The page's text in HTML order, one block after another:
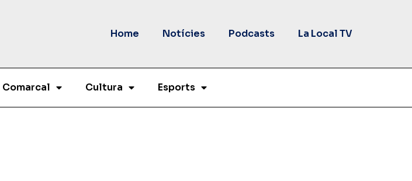
Home Notícies Podcasts La Local TV
Comarcal Cultura Esports